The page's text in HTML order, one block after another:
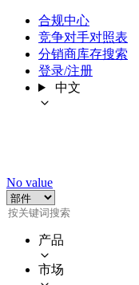
合规中心
竞争对手对照表
分销商库存搜索
登录/注册
中文
No value
产品
市场